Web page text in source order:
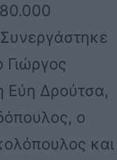
Γιώργος
Εύη Δρούτσα,
ο
και